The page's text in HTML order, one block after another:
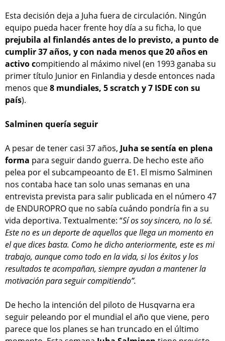
Esta decisión deja a Juha fuera de circulación. Ningún
equipo pueda hacer frente hoy día a su ficha, lo que
prejubila al finlandés antes de lo previsto, a punto de
cumplir 37 años, y con nada menos que 20 años en
activo compitiendo al máximo nivel (en 1993 ganaba su
primer título Junior en Finlandia y desde entonces nada
menos que8 mundiales, 5 scratch y 7 ISDE con su
país).
Salminen quería seguir
A pesar de tener casi 37 años, Juha se sentía en plena
forma para seguir dando guerra. De hecho este año
pelea por el subcampeoanto de E1. El mismo Salminen
nos contaba hace tan solo unas semanas en una
entrevista prevista para salir publicada en el número 47
de ENDUROPRO que no sabía cuándo pondría fin a su
vida deportiva. Textualmente: “Sí os soy sincero, no lo sé.
Este no es un deporte de aquellos que llega un momento en
el que dices basta. Como he dicho anteriormente, este es mi
trabajo, aunque como todo en la vida, si los éxitos y los
resultados te acompañan, siempre ayudan a mantener la
motivación para seguir compitiendo”.
De hecho la intención del piloto de Husqvarna era
seguir peleando por el mundial el año que viene, pero
parece que los planes se han truncado en el último